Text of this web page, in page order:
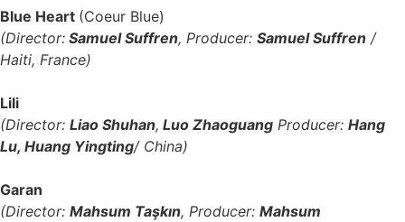
Blue Heart (Coeur Blue)
(Director: Samuel Suffren, Producer: Samuel Suffren /
Haiti, France)
Lili
(Director: Liao Shuhan, Luo Zhaoguang Producer: Hang
Lu, Huang Yingting/ China)
Garan
(Director: Mahsum Taşkın, Producer: Mahsum